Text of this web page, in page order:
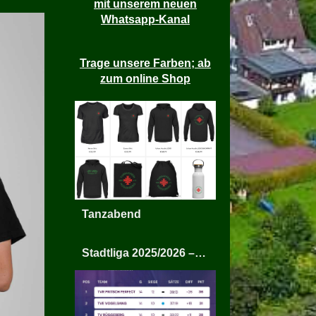
mit unserem neuen
Whatsapp-Kanal
Trage unsere Farben; ab
zum online Shop
Tanzabend
Stadtliga 2025/2026 – TV Rüggeberg Mixed